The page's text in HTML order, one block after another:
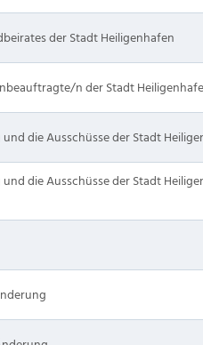
der Stadt Heiligenhafen
n der Stadt
die Ausschüsse der Stadt
die Ausschüsse der Stadt